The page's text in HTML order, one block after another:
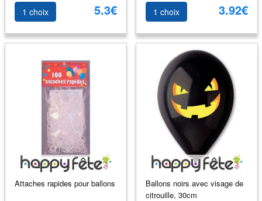
1 choix 5.3€ 1 choix 3.92€
Attaches rapides pour ballons
Ballons noirs avec visage de
citrouille, 30cm